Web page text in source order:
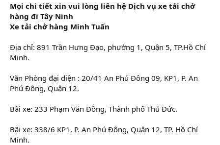
Mọi chi tiết xin vui lòng liên hệ Dịch vụ xe tải chở
hàng đi Tây Ninh
Xe tải chở hàng Minh Tuấn
Địa chỉ: 891 Trần Hưng Đạo, phường 1, Quận 5, TP.Hồ Chí
Minh.
Văn Phòng đại diện : 20/41 An Phú Đông 09, KP1, P. An
Phú Đông, Quận 12.
Bãi xe: 233 Phạm Văn Đồng, Thành phố Thủ Đức.
Bãi xe: 338/6 KP1, P. An Phú Đông, Quận 12, TP. Hồ Chí
Minh.